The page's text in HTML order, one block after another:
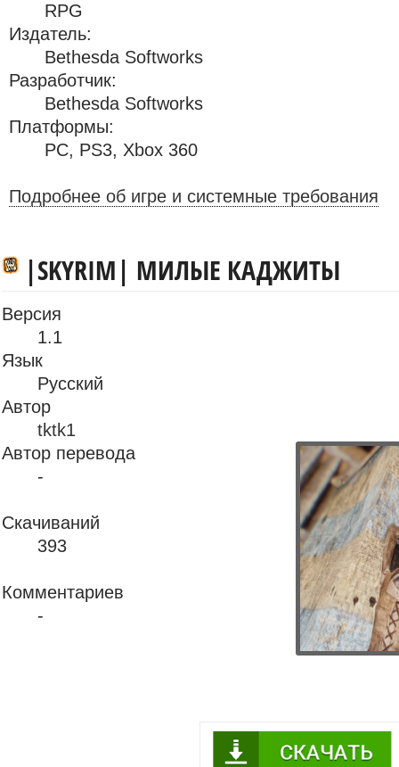
RPG
Издатель:
Bethesda Softworks
Разработчик:
Bethesda Softworks
Платформы:
PC, PS3, Xbox 360
Подробнее об игре и системные требования
|SKYRIM| МИЛЫЕ КАДЖИТЫ
Версия
1.1
Язык
Русский
Автор
tktk1
Автор перевода
-
Скачиваний
393
Комментариев
-